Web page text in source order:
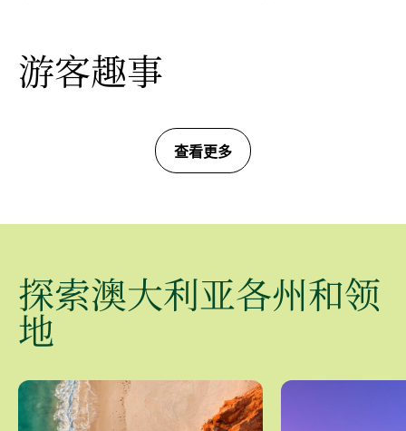
游客趣事
查看更多
探索澳大利亚各州和领
地